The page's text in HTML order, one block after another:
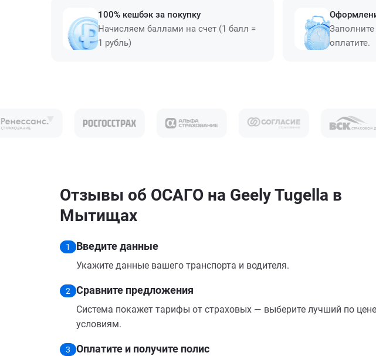
100% кешбэк за покупку
Начисляем баллами на счет (1 балл =
1 рубль)
оплатите.
Отзывы об ОСАГО на Geely Tugella в
Мытищах
1 Введите данные
Укажите данные вашего транспорта и водителя.
2 Сравните предложения
Система покажет тарифы от страховых — выберите лучший по
условиям.
3 Оплатите и получите полис